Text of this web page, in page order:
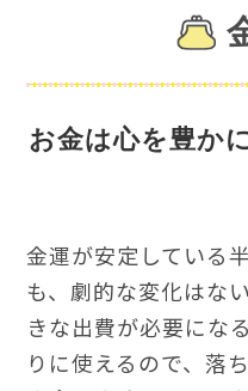
お金は心を豊か
金運が安定している
も、劇的な変化はな
きな出費が必要にな
りに使えるので、落